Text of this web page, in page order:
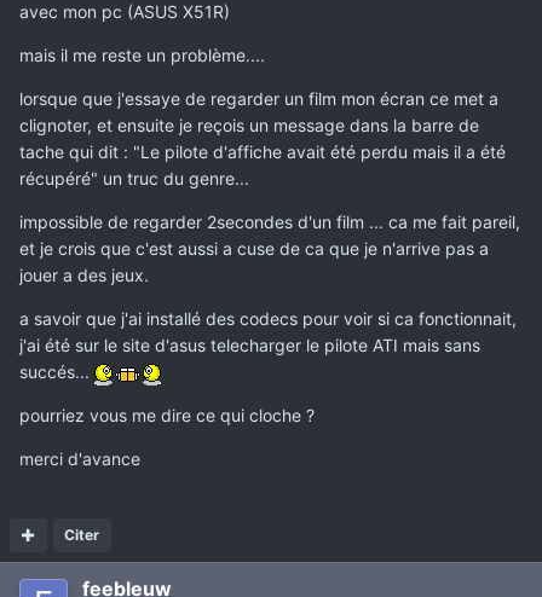
avec mon pc (ASUS X51R)
mais il me reste un problème....
lorsque que j'essaye de regarder un film mon écran ce met a
clignoter, et ensuite je reçois un message dans la barre de
tache qui dit : "Le pilote d'affiche avait été perdu mais il a été
récupéré" un truc du genre...
impossible de regarder 2secondes d'un film ... ca me fait pareil,
et je crois que c'est aussi a cuse de ca que je n'arrive pas a
jouer a des jeux.
a savoir que j'ai installé des codecs pour voir si ca fonctionnait,
j'ai été sur le site d'asus telecharger le pilote ATI mais sans
succés...
pourriez vous me dire ce qui cloche ?
merci d'avance
Citer
feebleuw